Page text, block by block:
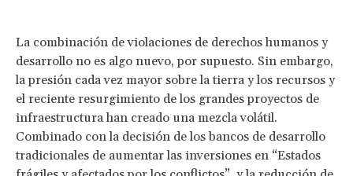
La combinación de violaciones de derechos humanos y
desarrollo no es algo nuevo, por supuesto. Sin embargo,
la presión cada vez mayor sobre la tierra y los recursos y
el reciente resurgimiento de los grandes proyectos de
infraestructura han creado una mezcla volátil.
Combinado con la decisión de los bancos de desarrollo
tradicionales de aumentar las inversiones en “Estados